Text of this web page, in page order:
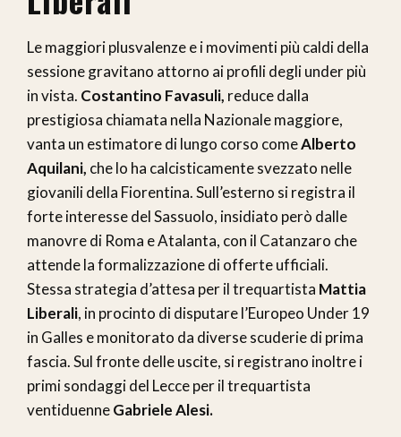
Le maggiori plusvalenze e i movimenti più caldi della
sessione gravitano attorno ai profili degli under più
in vista. Costantino Favasuli, reduce dalla
prestigiosa chiamata nella Nazionale maggiore,
vanta un estimatore di lungo corso comeAlberto
Aquilani, che lo ha calcisticamente svezzato nelle
giovanili della Fiorentina. Sull’esterno si registra il
forte interesse del Sassuolo, insidiato però dalle
manovre di Roma e Atalanta, con il Catanzaro che
attende la formalizzazione di offerte ufficiali.
Stessa strategia d’attesa per il trequartista Mattia
Liberali, in procinto di disputare l’Europeo Under 19
in Galles e monitorato da diverse scuderie di prima
fascia. Sul fronte delle uscite, si registrano inoltre i
primi sondaggi del Lecce per il trequartista
ventiduenneGabriele Alesi.